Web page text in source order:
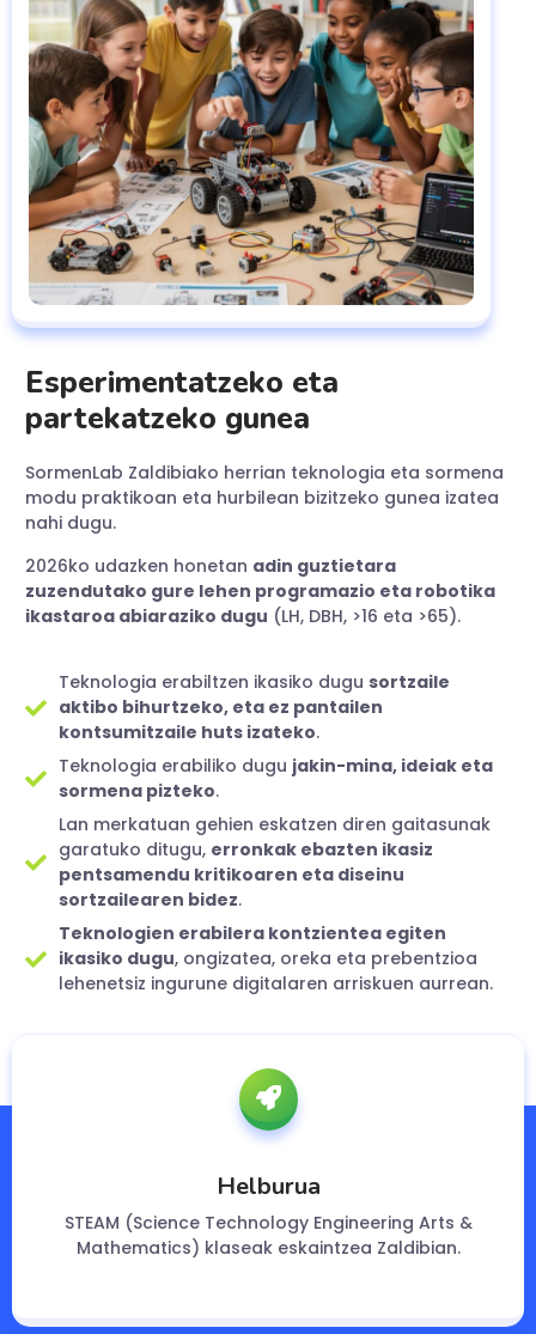
Esperimentatzeko eta
partekatzeko gunea
SormenLab Zaldibiako herrian teknologia eta sormena
modu praktikoan eta hurbilean bizitzeko gunea izatea
nahi dugu.
2026ko udazken honetan adin guztietara
zuzendutako gure lehen programazio eta robotika
ikastaroa abiaraziko dugu (LH, DBH, >16 eta >65).
Teknologia erabiltzen ikasiko dugu sortzaile
aktibo bihurtzeko, eta ez pantailen
kontsumitzaile huts izateko.
Teknologia erabiliko dugu jakin-mina, ideiak eta
sormena pizteko.
Lan merkatuan gehien eskatzen diren gaitasunak
garatuko ditugu, erronkak ebazten ikasiz
pentsamendu kritikoaren eta diseinu
sortzailearen bidez.
Teknologien erabilera kontzientea egiten
ikasiko dugu, ongizatea, oreka eta prebentzioa
lehenetsiz ingurune digitalaren arriskuen aurrean.
Helburua
STEAM (Science Technology Engineering Arts &
Mathematics) klaseak eskaintzea Zaldibian.